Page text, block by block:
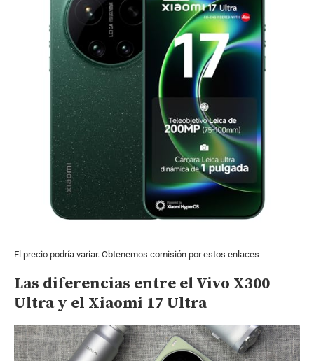
El precio podría variar. Obtenemos comisión por estos enlaces
Las diferencias entre el Vivo X300
Ultra y el Xiaomi 17 Ultra